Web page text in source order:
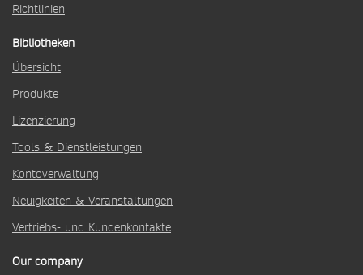
Richtlinien
Bibliotheken
Übersicht
Produkte
Lizenzierung
Tools & Dienstleistungen
Kontoverwaltung
Neuigkeiten & Veranstaltungen
Vertriebs- und Kundenkontakte
Our company